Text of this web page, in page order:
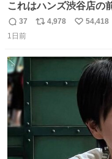
これはハンズ渋谷店の
「くつろ木」。
返
信
37
リ
4,978
い
54,418
1日前